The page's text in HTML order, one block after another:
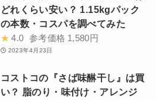
どれくらい安い？ 1.15kgパック
の本数・コスパを調べてみた
★ 4.0 参考価格 1,580円
2023年4月23日
コストコの『さば味醂干し』は買
い？ 脂のり・味付け・アレンジ